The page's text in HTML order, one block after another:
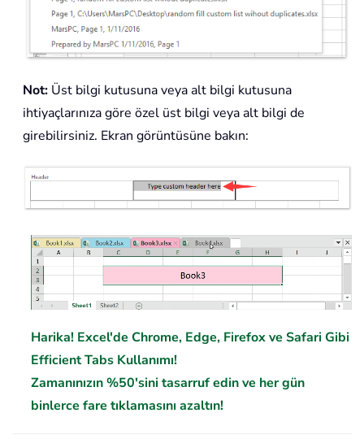
Not: Üst bilgi kutusuna veya alt bilgi kutusuna
ihtiyaçlarınıza göre özel üst bilgi veya alt bilgi de
girebilirsiniz. Ekran görüntüsüne bakın:
Harika! Excel'de Chrome, Edge, Firefox ve Safari Gibi
Efficient Tabs Kullanımı!
Zamanınızın %50'sini tasarruf edin ve her gün
binlerce fare tıklamasını azaltın!